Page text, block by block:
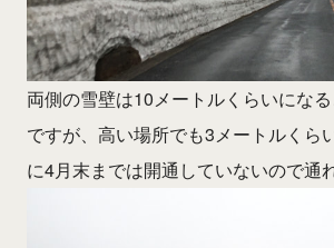
両側の雪壁は10メートルくらいにな
ですが、高い場所でも3メートルくら
に4月末までは開通していないので通